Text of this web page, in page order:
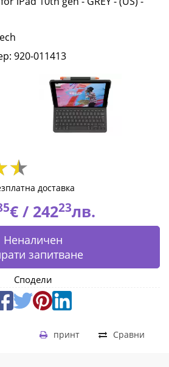
920-011413
доставка
€ / 24223лв.
Неналичен
запитване
Сподели
Сравни
принт